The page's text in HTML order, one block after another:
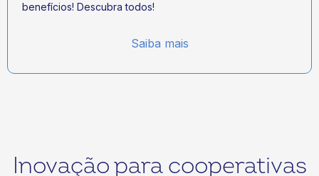
benefícios! Descubra todos!
Saiba mais
Inovação para cooperativas